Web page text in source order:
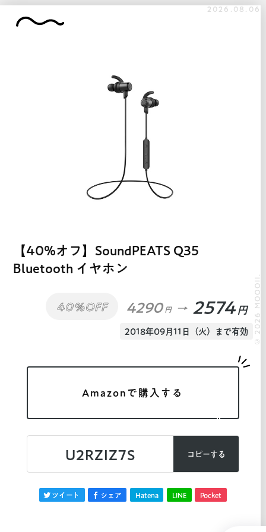
2026.08.06
【40%オフ】SoundPEATS Q35
Bluetooth イヤホン
40%OFF 4290 円 2574 円
2018年09月11日（火）まで有効
Amazonで購入する
U2RZIZ7S コピーする
ツイート シェア Hatena LINE Pocket
© 2026 MOOOII.